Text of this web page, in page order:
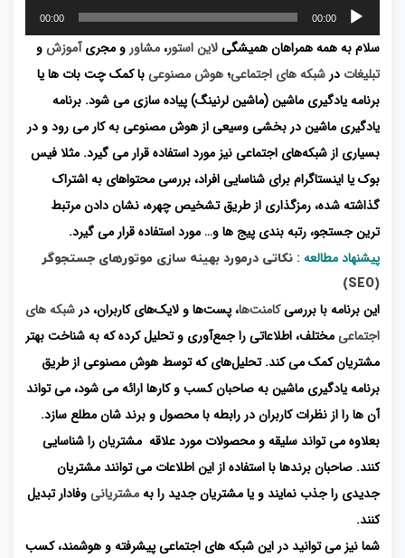
پخش‌کننده
صوت
00:00
00:00
سلام به همه همراهان همیشگیلاین استور،مشاور و مجریآموزشو
تبلیغات در شبکه های اجتماعی؛هوش مصنوعیبا کمک چت بات ها یا
برنامه یادگیری ماشین (ماشین لرنینگ) پیاده سازی می شود. برنامه
یادگیری ماشین در بخشی وسیعی از هوش مصنوعی به کار می رود و در
بسیاری از شبکه‌های اجتماعی نیز مورد استفاده قرار می گیرد. مثلا فیس
بوک یا اینستاگرام برای شناسایی افراد، بررسی محتواهای به اشتراک
گذاشته شده، رمزگذاری از طریق تشخیص چهره، نشان دادن مرتبط
ترین جستجو، رتبه بندی پیج ها و… مورد استفاده قرار می گیرد.
پیشنهاد مطالعه : نکاتی درمورد بهینه سازی موتورهای جستجوگر
(SEO)
این برنامه با بررسیکامنت‌ها، پست‌ها و لایک‌های کاربران، در شبکه های
اجتماعیمختلف، اطلاعاتی را جمع‌آوری و تحلیل کرده که به شناخت بهتر
مشتریان کمک می کند. تحلیل‌های که توسط هوش مصنوعی از طریق
برنامه یادگیری ماشین به صاحبان کسب و کارها ارائه می شود، می تواند
آن ها را از نظرات کاربران در رابطه با محصول و برند شان مطلع سازد.
بعلاوه می تواند سلیقه و محصولات مورد علاقه مشتریان را شناسایی
کنند. صاحبان برندها با استفاده از این اطلاعات می توانند مشتریان
جدیدی را جذب نمایند و یا مشتریان جدید را بهمشتریانیوفادار تبدیل
کنند.
شما نیز می توانید در این شبکه های اجتماعی پیشرفته و هوشمند، کسب